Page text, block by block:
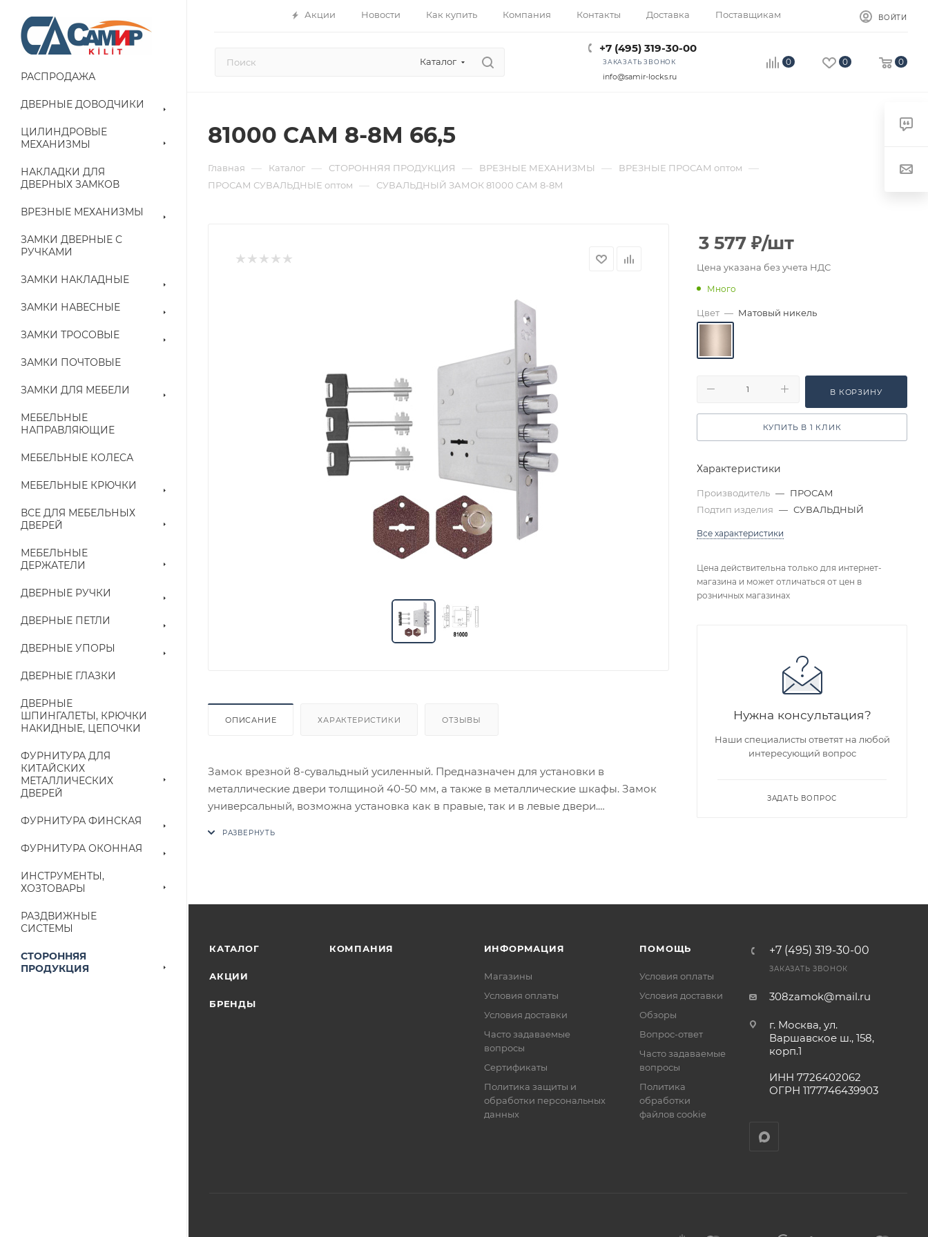
Акции Новости Как купить Компания Контакты Доставка Поставщикам ВОЙТИ
Каталог
+7 (495) 319-30-00
ЗАКАЗАТЬ ЗВОНОК
info@samir-locks.ru
0 0 0
РАСПРОДАЖА
ДВЕРНЫЕ ДОВОДЧИКИ
ЦИЛИНДРОВЫЕ
МЕХАНИЗМЫ
НАКЛАДКИ ДЛЯ
ДВЕРНЫХ ЗАМКОВ
ВРЕЗНЫЕ МЕХАНИЗМЫ
ЗАМКИ ДВЕРНЫЕ С
РУЧКАМИ
ЗАМКИ НАКЛАДНЫЕ
ЗАМКИ НАВЕСНЫЕ
ЗАМКИ ТРОСОВЫЕ
ЗАМКИ ПОЧТОВЫЕ
ЗАМКИ ДЛЯ МЕБЕЛИ
МЕБЕЛЬНЫЕ
НАПРАВЛЯЮЩИЕ
МЕБЕЛЬНЫЕ КОЛЕСА
МЕБЕЛЬНЫЕ КРЮЧКИ
ВСЕ ДЛЯ МЕБЕЛЬНЫХ
ДВЕРЕЙ
МЕБЕЛЬНЫЕ
ДЕРЖАТЕЛИ
ДВЕРНЫЕ РУЧКИ
ДВЕРНЫЕ ПЕТЛИ
ДВЕРНЫЕ УПОРЫ
ДВЕРНЫЕ ГЛАЗКИ
ДВЕРНЫЕ
ШПИНГАЛЕТЫ, КРЮЧКИ
НАКИДНЫЕ, ЦЕПОЧКИ
ФУРНИТУРА ДЛЯ
КИТАЙСКИХ
МЕТАЛЛИЧЕСКИХ
ДВЕРЕЙ
ФУРНИТУРА ФИНСКАЯ
ФУРНИТУРА ОКОННАЯ
ИНСТРУМЕНТЫ,
ХОЗТОВАРЫ
РАЗДВИЖНЫЕ
СИСТЕМЫ
СТОРОННЯЯ
ПРОДУКЦИЯ
81000 САМ 8-8М 66,5
Главная — Каталог — СТОРОННЯЯ ПРОДУКЦИЯ — ВРЕЗНЫЕ МЕХАНИЗМЫ — ВРЕЗНЫЕ ПРОСАМ оптом —
ПРОСАМ СУВАЛЬДНЫЕ оптом — СУВАЛЬДНЫЙ ЗАМОК 81000 САМ 8-8М
ОПИСАНИЕ ХАРАКТЕРИСТИКИ ОТЗЫВЫ
Замок врезной 8-сувальдный усиленный. Предназначен для установки в
металлические двери толщиной 40-50 мм, а также в металлические шкафы. Замок
универсальный, возможна установка как в правые, так и в левые двери.
Конечная цена будет отображена в высланном счете после проверки товара на
выставленного счета.
3 577 ₽/шт
Цена указана без учета НДС
Много
Цвет — Матовый никель
В КОРЗИНУ
КУПИТЬ В 1 КЛИК
Характеристики
Производитель — ПРОСАМ
Подтип изделия — СУВАЛЬДНЫЙ
Все характеристики
Цена действительна только для интернет-
магазина и может отличаться от цен в
розничных магазинах
Нужна консультация?
Наши специалисты ответят на любой
интересующий вопрос
ЗАДАТЬ ВОПРОС
КАТАЛОГ
АКЦИИ
БРЕНДЫ
КОМПАНИЯ ИНФОРМАЦИЯ
Магазины
Условия оплаты
Условия доставки
Часто задаваемые
вопросы
Сертификаты
Политика защиты и
обработки персональных
данных
ПОМОЩЬ
Условия оплаты
Условия доставки
Обзоры
Вопрос-ответ
Часто задаваемые
вопросы
Политика
обработки
файлов cookie
+7 (495) 319-30-00
ЗАКАЗАТЬ ЗВОНОК
308zamok@mail.ru
г. Москва, ул.
Варшавское ш., 158,
корп.1
ИНН 7726402062
ОГРН 1177746439903